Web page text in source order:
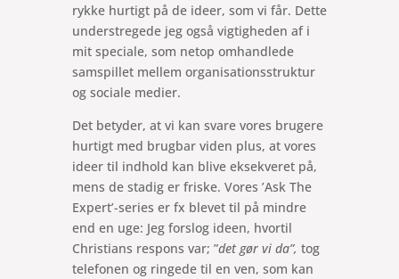
rykke hurtigt på de ideer, som vi får. Dette
understregede jeg også vigtigheden af i
mit speciale, som netop omhandlede
samspillet mellem organisationsstruktur
og sociale medier.
Det betyder, at vi kan svare vores brugere
hurtigt med brugbar viden plus, at vores
ideer til indhold kan blive eksekveret på,
mens de stadig er friske. Vores ’Ask The
Expert’-series er fx blevet til på mindre
end en uge: Jeg forslog ideen, hvortil
Christians respons var; ”det gør vi da”, tog
telefonen og ringede til en ven, som kan